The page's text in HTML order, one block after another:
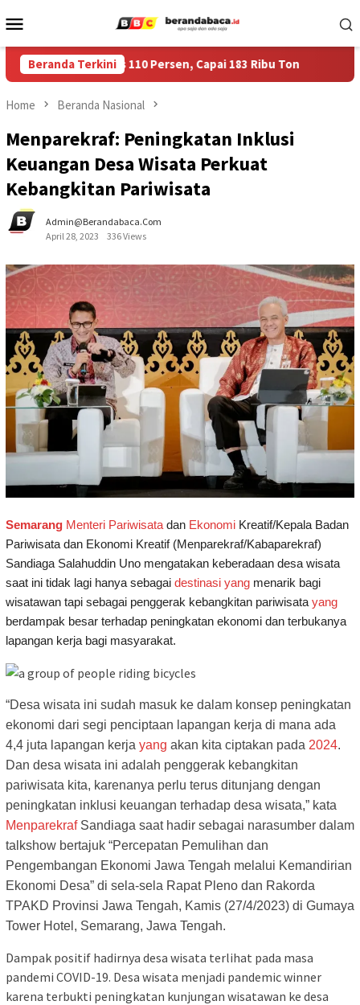
to
Menu
Beranda Terkini
Tembus 110 Persen, Capai 183 Ribu Ton
Home Beranda Nasional
Menparekraf: Peningkatan Inklusi
Keuangan Desa Wisata Perkuat
Kebangkitan Pariwisata
Admin@berandabaca.com
April 28, 2023
336 Views
Semarang Menteri Pariwisata dan Ekonomi Kreatif/Kepala Badan
Pariwisata dan Ekonomi Kreatif (Menparekraf/Kabaparekraf)
Sandiaga Salahuddin Uno mengatakan keberadaan desa wisata
saat ini tidak lagi hanya sebagai destinasi yang menarik bagi
wisatawan tapi sebagai penggerak kebangkitan pariwisata yang
berdampak besar terhadap peningkatan ekonomi dan terbukanya
lapangan kerja bagi masyarakat.
“Desa wisata ini sudah masuk ke dalam konsep peningkatan
ekonomi dari segi penciptaan lapangan kerja di mana ada
4,4 juta lapangan kerja yang akan kita ciptakan pada 2024.
Dan desa wisata ini adalah penggerak kebangkitan
pariwisata kita, karenanya perlu terus ditunjang dengan
peningkatan inklusi keuangan terhadap desa wisata,” kata
MenparekrafSandiaga saat hadir sebagai narasumber dalam
talkshow bertajuk “Percepatan Pemulihan dan
Pengembangan Ekonomi Jawa Tengah melalui Kemandirian
Ekonomi Desa” di sela-sela Rapat Pleno dan Rakorda
TPAKD Provinsi Jawa Tengah, Kamis (27/4/2023) di Gumaya
Tower Hotel, Semarang, Jawa Tengah.
Dampak positif hadirnya desa wisata terlihat pada masa
pandemi COVID-19. Desa wisata menjadi pandemic winner
karena terbukti peningkatan kunjungan wisatawan ke desa